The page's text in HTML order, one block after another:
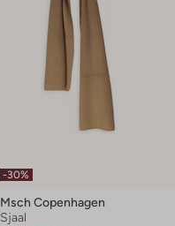
-30%
Msch Copenhagen
Sjaal